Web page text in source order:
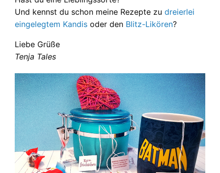
Und kennst du schon meine Rezepte zu dreierlei
eingelegtem Kandis oder den Blitz-Likören?
Liebe Grüße
Tenja Tales